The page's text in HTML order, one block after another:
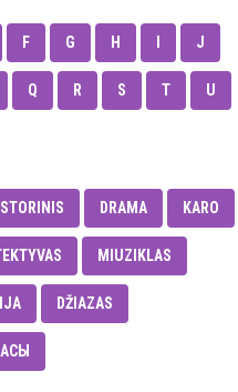
F G H J
Q R S T U
ISTORINIS DRAMA KARO
MIUZIKLAS
DŽIAZAS